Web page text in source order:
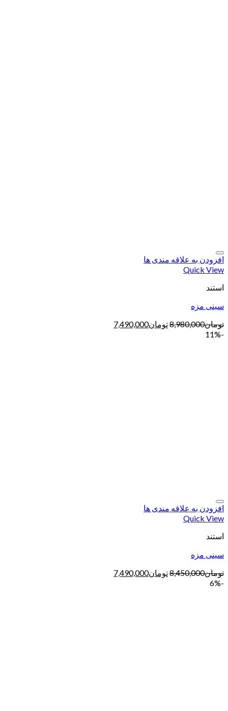
افزودن به علاقه مندی ها
Quick View
استند
سینی مزه
تومان8,980,000تومان7,490,000
-11%
افزودن به علاقه مندی ها
Quick View
استند
سینی مزه
تومان8,450,000تومان7,490,000
-6%